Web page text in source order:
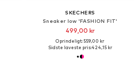
SKECHERS
Sneaker low 'FASHION FIT'
499,00 kr
Oprindeligt: 559,00 kr
Sidste laveste pris:424,15 kr